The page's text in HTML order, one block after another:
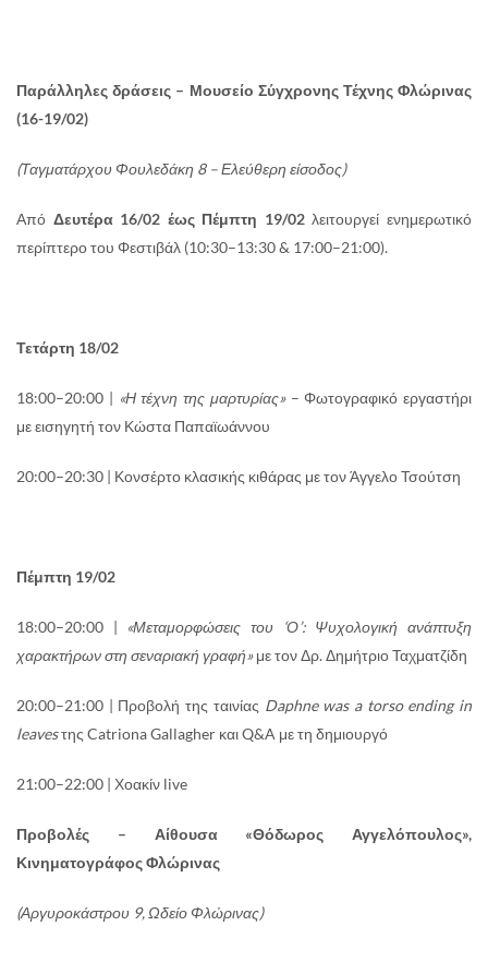
Παράλληλες δράσεις – Μουσείο Σύγχρονης Τέχνης Φλώρινας
(16-19/02)
(Ταγματάρχου Φουλεδάκη 8 – Ελεύθερη είσοδος)
Από Δευτέρα 16/02 έως Πέμπτη 19/02λειτουργεί ενημερωτικό
περίπτερο του Φεστιβάλ (10:30–13:30 & 17:00–21:00).
Τετάρτη 18/02
18:00–20:00 | «Η τέχνη της μαρτυρίας»– Φωτογραφικό εργαστήρι
με εισηγητή τον Κώστα Παπαϊωάννου
20:00–20:30 | Κονσέρτο κλασικής κιθάρας με τον Άγγελο Τσούτση
Πέμπτη 19/02
18:00–20:00 | «Μεταμορφώσεις του ‘Ο’: Ψυχολογική ανάπτυξη
χαρακτήρων στη σεναριακή γραφή»με τον Δρ. Δημήτριο Ταχματζίδη
20:00–21:00 | Προβολή της ταινίας Daphne was a torso ending in
leavesτης Catriona Gallagher και Q&A με τη δημιουργό
21:00–22:00 | Χοακίν live
Προβολές – Αίθουσα «Θόδωρος Αγγελόπουλος»,
Κινηματογράφος Φλώρινας
(Αργυροκάστρου 9, Ωδείο Φλώρινας)